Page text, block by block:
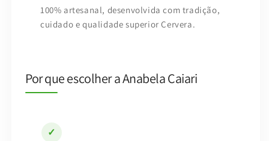
100% artesanal, desenvolvida com tradição,
cuidado e qualidade superior Cervera.
Por que escolher a Anabela Caiari
✓